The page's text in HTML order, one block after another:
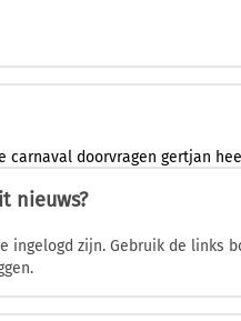
carnaval doorvragen gertjan
nieuws?
ingelogd zijn. Gebruik de links